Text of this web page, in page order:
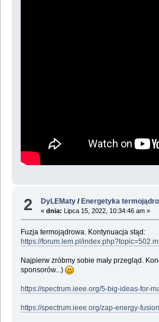
2 DyLEMaty / Energetyka
«dnia: Lipca 15, 2022, 10:34:46 am »
Fuzja termojądrowa. Kontynuacja stąd:
https://forum.lem.pl/
Najpierw zróbmy sobie mały przegląd.
sponsorów...)
https://spectrum.ieee.org/5-big-ideas-for-
https://spectrum.ieee.org/zap-energy-